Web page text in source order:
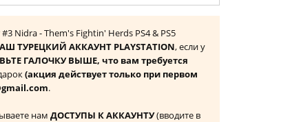
Nidra - Them's Fightin' Herds PS4 & PS5
ТУРЕЦКИЙ АККАУНТ PLAYSTATION, если у
ГАЛОЧКУ ВЫШЕ, что вам требуется
(акция действует только при первом
.
нам ДОСТУПЫ К АККАУНТУ(вводите в